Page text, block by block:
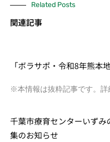
Related Posts
関連記事
「ボラサポ・令和8年熊本
※本情報は抜粋記事です。
千葉市療育センターいず
集のお知らせ